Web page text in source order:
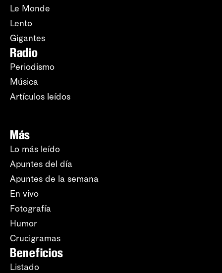
Le Monde
Lento
Gigantes
Radio
Periodismo
Música
Artículos leídos
Más
Lo más leído
Apuntes del día
Apuntes de la semana
En vivo
Fotografía
Humor
Crucigramas
Beneficios
Listado